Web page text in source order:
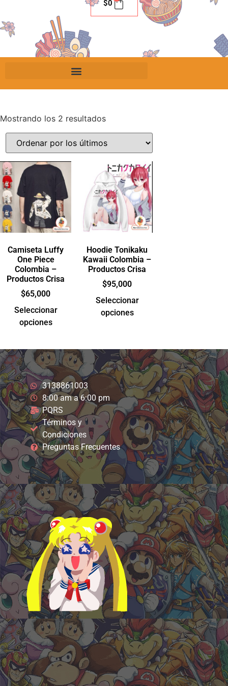
$0
Mostrando los 2 resultados
Camiseta Luffy
One Piece
Colombia –
Productos Crisa
$65,000
Seleccionar
opciones
Hoodie Tonikaku
Kawaii Colombia –
Productos Crisa
$95,000
Seleccionar
opciones
3138861003
8:00 am a 6:00 pm
PQRS
Términos y
Condiciones
Preguntas Frecuentes